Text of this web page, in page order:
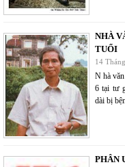
NHÀ
TUỔI
14
N hà
6 tại tư
dài bị
PHÂN